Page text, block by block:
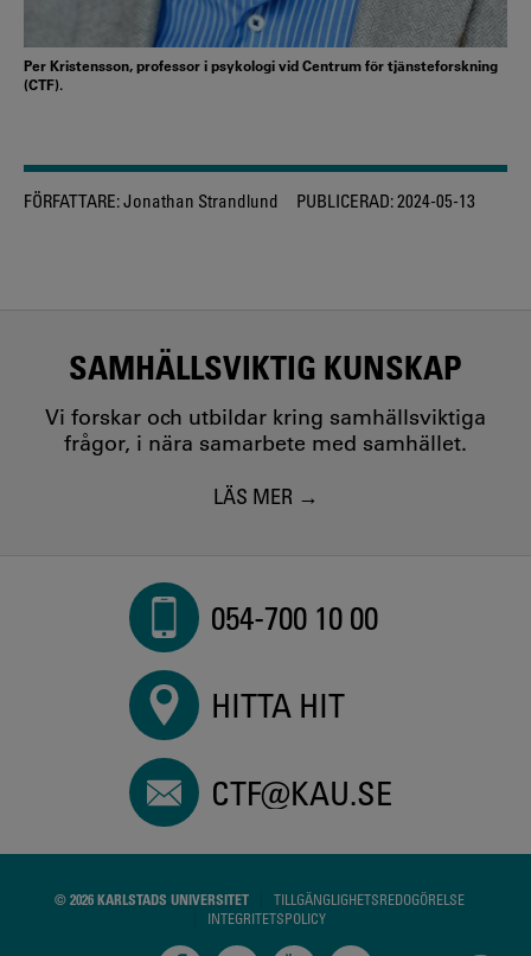
Per Kristensson, professor i psykologi vid Centrum för tjänsteforskning
(CTF).
FÖRFATTARE:Jonathan Strandlund PUBLICERAD:2024-05-13
SAMHÄLLSVIKTIG KUNSKAP
Vi forskar och utbildar kring samhällsviktiga
frågor, i nära samarbete med samhället.
LÄS MER
054-700 10 00
HITTA HIT
CTF@KAU.SE
© 2026 KARLSTADS UNIVERSITET
TILLGÄNGLIGHETSREDOGÖRELSE
INTEGRITETSPOLICY